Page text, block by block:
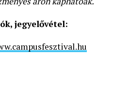
jegyelővétel: